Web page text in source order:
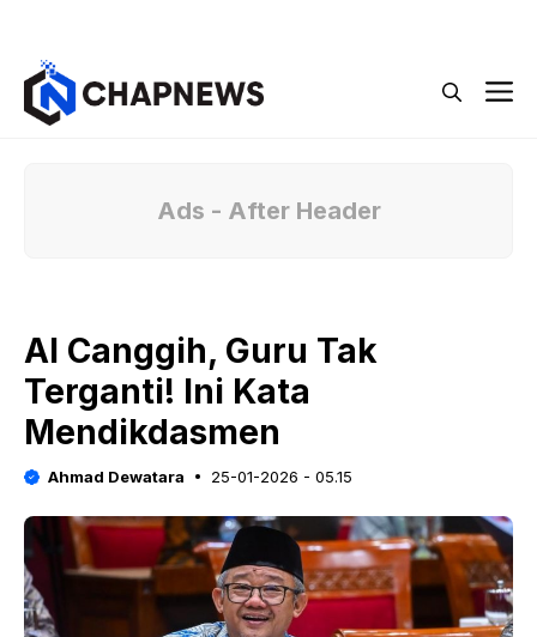
Ads - After Header
AI Canggih, Guru Tak
Terganti! Ini Kata
Mendikdasmen
Ahmad Dewatara 25-01-2026 - 05.15